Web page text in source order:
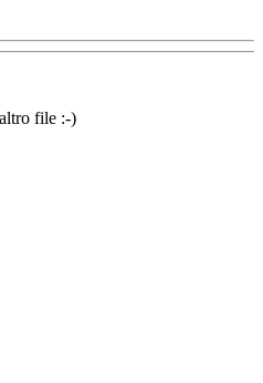
file :-)